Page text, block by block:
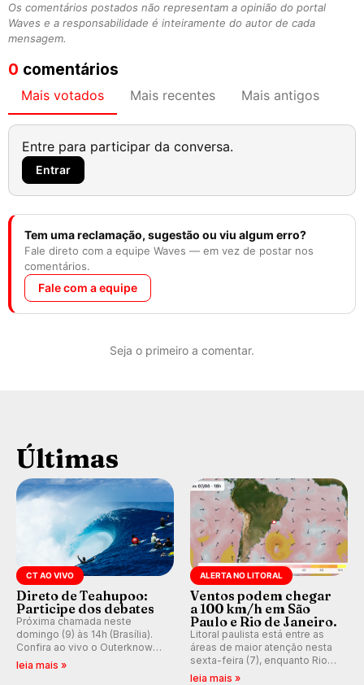
Os comentários postados não representam a opinião do portal
Waves e a responsabilidade é inteiramente do autor de cada
mensagem.
0 comentários
Mais votados Mais recentes Mais antigos
Entre para participar da conversa.
Entrar
Tem uma reclamação, sugestão ou viu algum erro?
Fale direto com a equipe Waves — em vez de postar nos
comentários.
Fale com a equipe
Seja o primeiro a comentar.
Últimas
CT AO VIVO
Direto de Teahupoo:
Participe dos debates
Próxima chamada neste
domingo (9) às 14h (Brasília).
Confira ao vivo o Outerknown
Tahiti Pro 2026 e participe dos
leia mais »
ALERTA NO LITORAL
Ventos podem chegar
a 100 km/h em São
Paulo e Rio de Janeiro.
Litoral paulista está entre as
áreas de maior atenção nesta
sexta-feira (7), enquanto Rio
de Janeiro também recebe
leia mais »